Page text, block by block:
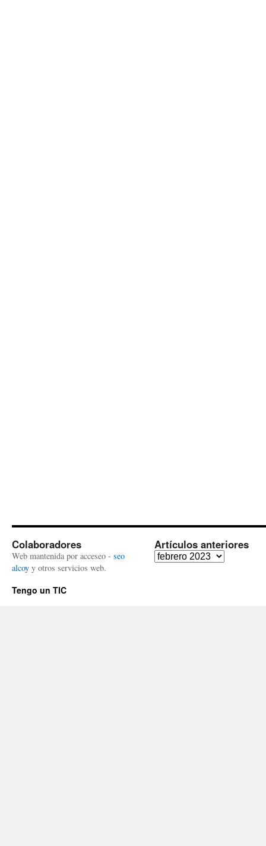
Colaboradores
Web mantenida por acceseo - seo
alcoy y otros servicios web.
Artículos anteriores
Artículos
Tengo un TIC